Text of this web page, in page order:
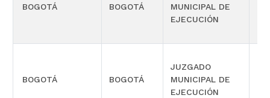
BOGOTÁ BOGOTÁ
MUNICIPAL DE
EJECUCIÓN
BOGOTÁ BOGOTÁ
JUZGADO
MUNICIPAL DE
EJECUCIÓN